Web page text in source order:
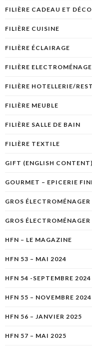
FILIÈRE CADEAU ET
FILIÈRE CUISINE
FILIÈRE ÉCLAIRAGE
FILIÈRE
FILIÈRE HOTELLERIE/
FILIÈRE MEUBLE
FILIÈRE SALLE DE BAIN
FILIÈRE TEXTILE
GIFT (ENGLISH CONTENT)
GOURMET – EPICERIE
GROS
GROS
HFN – LE MAGAZINE
HFN 53 – MAI 2024
HFN 54 -SEPTEMBRE 2024
HFN 55 – NOVEMBRE 2024
HFN 56 – JANVIER 2025
HFN 57 – MAI 2025